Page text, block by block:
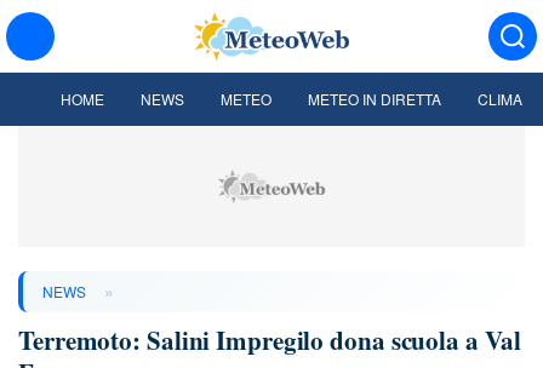
HOME NEWS METEO METEO IN DIRETTA CLIMA
NEWS »
Terremoto: Salini Impregilo dona scuola a Val